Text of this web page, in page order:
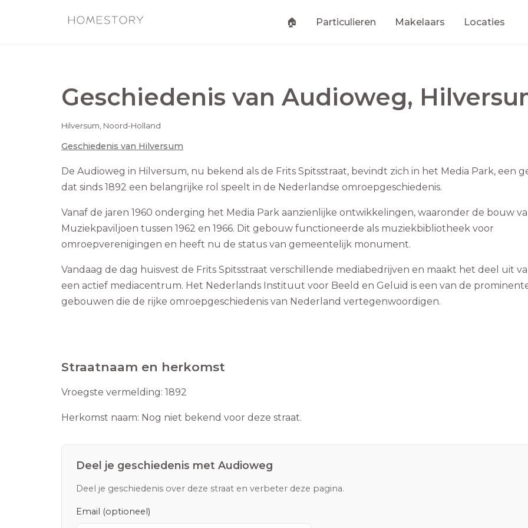
🏠 Particulieren Makelaars Locaties
Geschiedenis van Audioweg,
Hilversum, Noord-Holland
Geschiedenis van Hilversum
De Audioweg in Hilversum, nu bekend als de Frits Spitsstraat, bevindt zich in het Media Park, een
dat sinds 1892 een belangrijke rol speelt in de Nederlandse omroepgeschiedenis.
Vanaf de jaren 1960 onderging het Media Park aanzienlijke ontwikkelingen, waaronder de bouw
Muziekpaviljoen tussen 1962 en 1966. Dit gebouw functioneerde als muziekbibliotheek voor
omroepverenigingen en heeft nu de status van gemeentelijk monument.
Vandaag de dag huisvest de Frits Spitsstraat verschillende mediabedrijven en maakt het deel uit
een actief mediacentrum. Het Nederlands Instituut voor Beeld en Geluid is een van de
gebouwen die de rijke omroepgeschiedenis van Nederland vertegenwoordigen.
Straatnaam en herkomst
Vroegste vermelding: 1892
Herkomst naam: Nog niet bekend voor deze straat.
Deel je geschiedenis met Audioweg
Deel je geschiedenis over deze straat en verbeter deze pagina.
Email (optioneel)